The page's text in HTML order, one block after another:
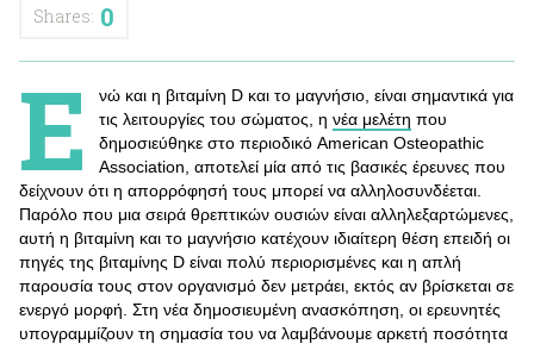
Shares: 0
Ε
νώ και η βιταμίνη D και το μαγνήσιο, είναι σημαντικά για
τις λειτουργίες του σώματος, η νέα μελέτη που
δημοσιεύθηκε στο περιοδικό American Osteopathic
Association, αποτελεί μία από τις βασικές έρευνες που
δείχνουν ότι η απορρόφησή τους μπορεί να αλληλοσυνδέεται.
Παρόλο που μια σειρά θρεπτικών ουσιών είναι αλληλεξαρτώμενες,
αυτή η βιταμίνη και το μαγνήσιο κατέχουν ιδιαίτερη θέση επειδή οι
πηγές της βιταμίνης D είναι πολύ περιορισμένες και η απλή
παρουσία τους στον οργανισμό δεν μετράει, εκτός αν βρίσκεται σε
ενεργό μορφή. Στη νέα δημοσιευμένη ανασκόπηση, οι ερευνητές
υπογραμμίζουν τη σημασία του να λαμβάνουμε αρκετή ποσότητα